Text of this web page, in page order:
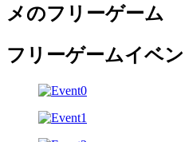
メのフリーゲーム
フリーゲームイベン